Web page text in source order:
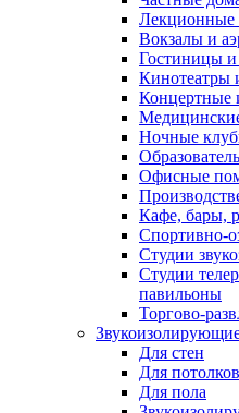
Лекционные
Вокзалы и
Гостиницы и
Кинотеатры
Концертные
Ночные
Офисные
Кафе, бары,
Спортивно-
Студии
Студии
павильоны
Торгово-
Для стен
Для потолков
Для пола